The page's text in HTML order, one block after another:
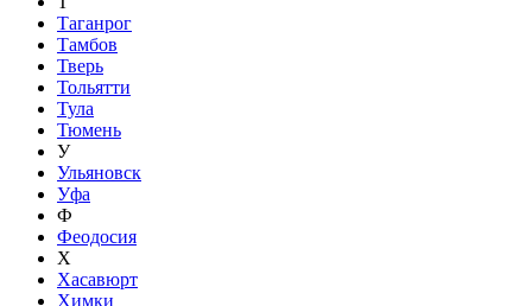
Таганрог
Тамбов
Тверь
Тольятти
Тула
Тюмень
У
Ульяновск
Уфа
Ф
Феодосия
Х
Хасавюрт
Химки